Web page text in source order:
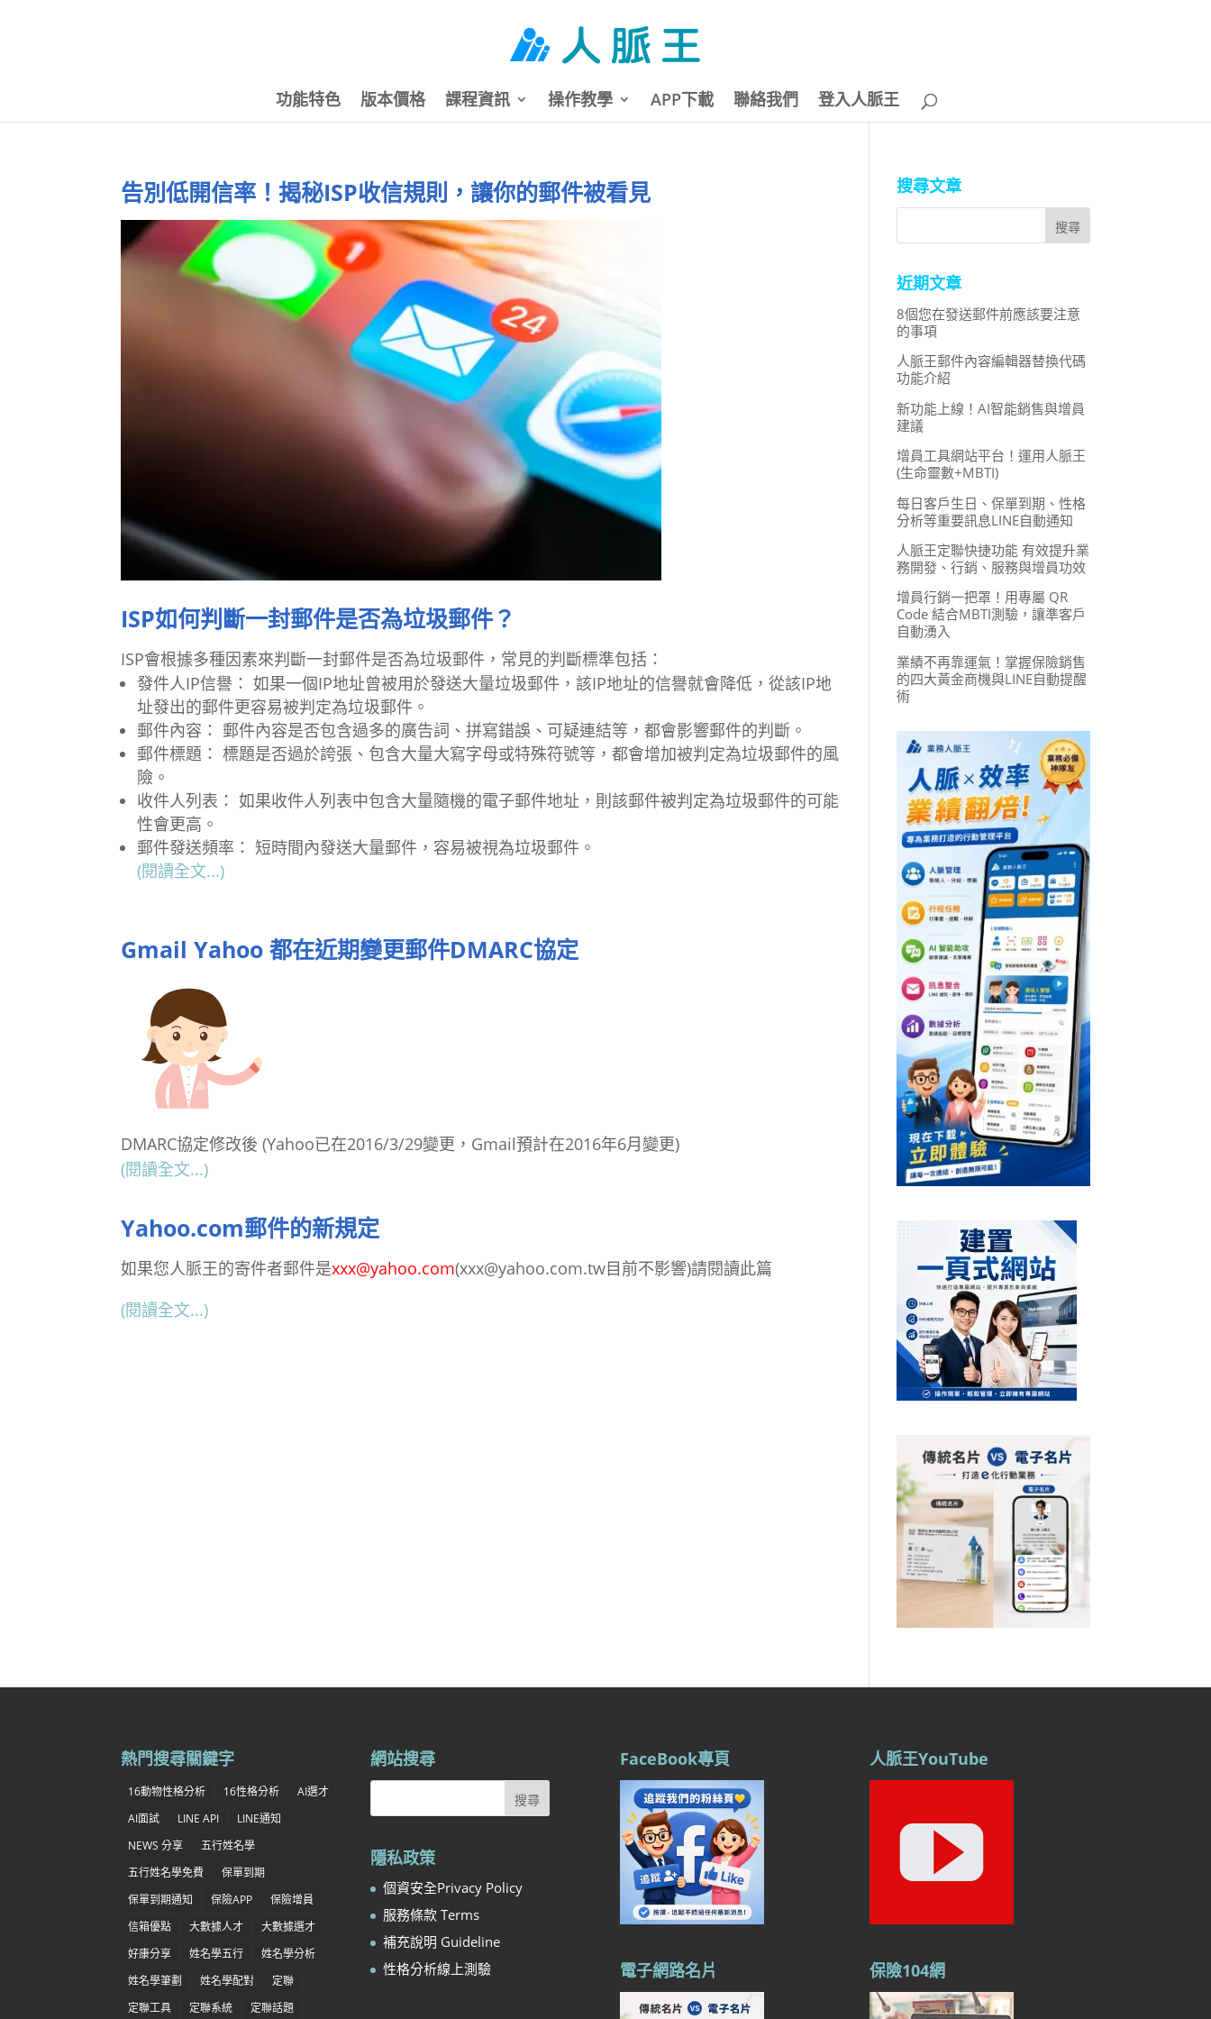
功能特色 版本價格 課程資訊 操作教學 APP下載 聯絡我們 登入人脈王
告別低開信率！揭秘ISP收信規則，讓你的郵件被看見
ISP如何判斷一封郵件是否為垃圾郵件？
ISP會根據多種因素來判斷一封郵件是否為垃圾郵件，常見的判斷標準包括：
發件人IP信譽： 如果一個IP地址曾被用於發送大量垃圾郵件，該IP地址的信譽就會降低，從該IP地
址發出的郵件更容易被判定為垃圾郵件。
郵件內容： 郵件內容是否包含過多的廣告詞、拼寫錯誤、可疑連結等，都會影響郵件的判斷。
郵件標題： 標題是否過於誇張、包含大量大寫字母或特殊符號等，都會增加被判定為垃圾郵件的風
險。
收件人列表： 如果收件人列表中包含大量隨機的電子郵件地址，則該郵件被判定為垃圾郵件的可能
性會更高。
郵件發送頻率： 短時間內發送大量郵件，容易被視為垃圾郵件。
(閱讀全文...)
Gmail Yahoo 都在近期變更郵件DMARC協定
DMARC協定修改後 (Yahoo已在2016/3/29變更，Gmail預計在2016年6月變更)
(閱讀全文...)
Yahoo.com郵件的新規定
如果您人脈王的寄件者郵件是xxx@yahoo.com(xxx@yahoo.com.tw目前不影響)請閱讀此篇
(閱讀全文...)
搜尋文章
近期文章
8個您在發送郵件前應該要注意
的事項
人脈王郵件內容編輯器替換代碼
功能介紹
新功能上線！AI智能銷售與增員
建議
增員工具網站平台！運用人脈王
(生命靈數+MBTI)
每日客戶生日、保單到期、性格
分析等重要訊息LINE自動通知
人脈王定聯快捷功能 有效提升業
務開發、行銷、服務與增員功效
增員行銷一把罩！用專屬 QR
Code 結合MBTI測驗，讓準客戶
自動湧入
業績不再靠運氣！掌握保險銷售
的四大黃金商機與LINE自動提醒
術
熱門搜尋關鍵字
16動物性格分析 16性格分析
AI選才
AI面試
LINE API
LINE通知
NEWS 分享
五行姓名學
五行姓名學免費
保單到期
保單到期通知
保險APP
保險增員
信箱優點
大數據人才
大數據選才
好康分享
姓名學五行
姓名學分析
姓名學筆劃
姓名學配對
定聯
定聯工具
定聯系統 定聯話題
網站搜尋
隱私政策
個資安全Privacy Policy
服務條款 Terms
補充說明 Guideline
性格分析線上測驗
FaceBook專頁
電子網路名片
人脈王YouTube
保險104網